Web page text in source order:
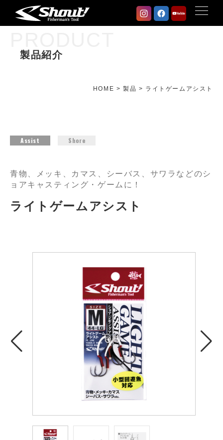
製品紹介
HOME > 製品 > ライトゲームアシスト
Assist Shore
青物、メッキ、カマス、シーバス、サワラなどのシ
ョアキャスティング・ゲームに！
ライトゲームアシスト